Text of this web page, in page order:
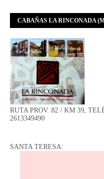
CABAÑAS LA RINCONADA
RUTA PROV. 82 / KM 39,
2613349490
SANTA TERESA: